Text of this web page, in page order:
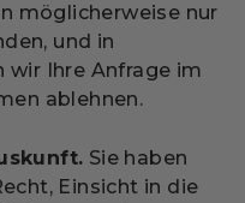
möglicherweise nur
und in
Ihre Anfrage im
ablehnen.
Sie haben
Einsicht in die